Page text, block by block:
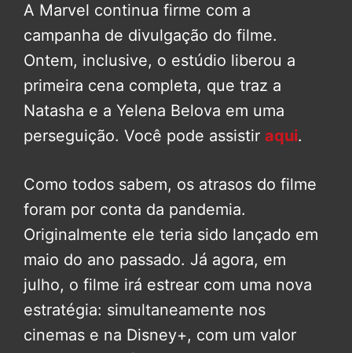
A Marvel continua firme com a
campanha de divulgação do filme.
Ontem, inclusive, o estúdio liberou a
primeira cena completa, que traz a
Natasha e a Yelena Belova em uma
perseguição. Você pode assistir aqui.
Como todos sabem, os atrasos do filme
foram por conta da pandemia.
Originalmente ele teria sido lançado em
maio do ano passado. Já agora, em
julho, o filme irá estrear com uma nova
estratégia: simultaneamente nos
cinemas e na Disney+, com um valor